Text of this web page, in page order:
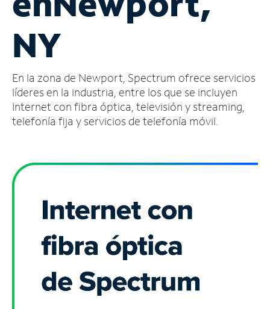
cuenta
Encuentra
tienda
NY
En la zona de Newport, Spectrum ofrece servicios
líderes en la industria, entre los que se incluyen
Internet con fibra óptica, televisión y streaming,
telefonía fija y servicios de telefonía móvil.